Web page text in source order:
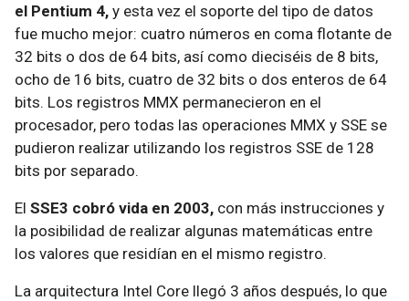
el Pentium 4, y esta vez el soporte del tipo de datos
fue mucho mejor: cuatro números en coma flotante de
32 bits o dos de 64 bits, así como dieciséis de 8 bits,
ocho de 16 bits, cuatro de 32 bits o dos enteros de 64
bits. Los registros MMX permanecieron en el
procesador, pero todas las operaciones MMX y SSE se
pudieron realizar utilizando los registros SSE de 128
bits por separado.
El SSE3 cobró vida en 2003, con más instrucciones y
la posibilidad de realizar algunas matemáticas entre
los valores que residían en el mismo registro.
La arquitectura Intel Core llegó 3 años después, lo que